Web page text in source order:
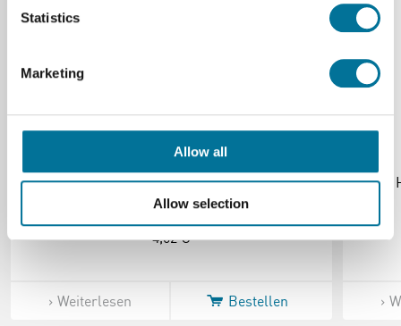
Statistics
Marketing
Allow all
Allow selection
Handschuhe, Neopreen Latex - L
4,62 €
Weiterlesen Bestellen